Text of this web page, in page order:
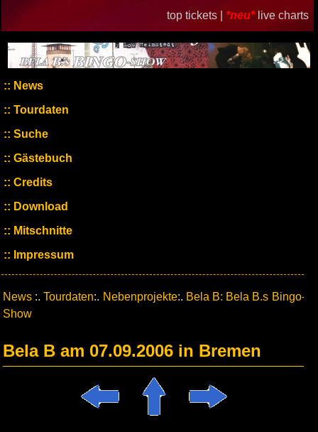
top tickets | *neu* live charts
News
Tourdaten
Suche
Gästebuch
Credits
Download
Mitschnitte
Impressum
News :.Tourdaten:. Nebenprojekte:. Bela B: Bela B.s Bingo-
Show
Bela B am 07.09.2006 in Bremen